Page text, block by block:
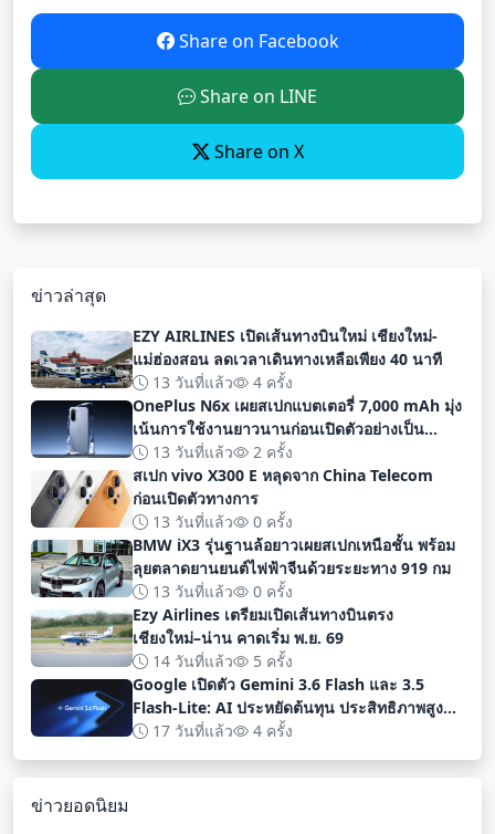
Share on Facebook
Share on LINE
Share on X
ข่าวล่าสุด
EZY AIRLINES เปิดเส้นทางบินใหม่ เชียงใหม่-
แม่ฮ่องสอน ลดเวลาเดินทางเหลือเพียง 40 นาที
13 วันที่แล้ว
4 ครั้ง
OnePlus N6x เผยสเปกแบตเตอรี่ 7,000 mAh มุ่ง
เน้นการใช้งานยาวนานก่อนเปิดตัวอย่างเป็น
ทางการ
13 วันที่แล้ว
2 ครั้ง
สเปก vivo X300 E หลุดจาก China Telecom
ก่อนเปิดตัวทางการ
13 วันที่แล้ว
0 ครั้ง
BMW iX3 รุ่นฐานล้อยาวเผยสเปกเหนือชั้น พร้อม
ลุยตลาดยานยนต์ไฟฟ้าจีนด้วยระยะทาง 919 กม
13 วันที่แล้ว
0 ครั้ง
Ezy Airlines เตรียมเปิดเส้นทางบินตรง
เชียงใหม่–น่าน คาดเริ่ม พ.ย. 69
14 วันที่แล้ว
5 ครั้ง
Google เปิดตัว Gemini 3.6 Flash และ 3.5
Flash-Lite: AI ประหยัดต้นทุน ประสิทธิภาพสูง
สำหรับนักพัฒนา
17 วันที่แล้ว 4 ครั้ง
ข่าวยอดนิยม